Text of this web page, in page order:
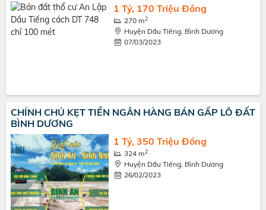
1 Tỷ, 170 Triệu Đồng
270 m2
Huyện Dầu Tiếng, Bình Dương
07/03/2023
CHÍNH CHỦ KẸT TIỂN NGÂN HÀNG BÁN GẤP LÔ ĐẤT
BÌNH DƯƠNG
1 Tỷ, 350 Triệu Đồng
324 m2
Huyện Dầu Tiếng, Bình Dương
26/02/2023